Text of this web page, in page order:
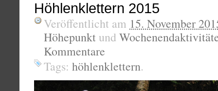
Höhlenklettern 2015
Veröffentlicht am 15. November
Höhepunkt und
Kommentare
Tags: höhlenklettern.